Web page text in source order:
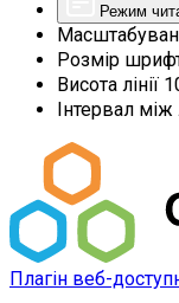
Режим
Розмір
Висота лінії
Інтервал між
Плагін веб-